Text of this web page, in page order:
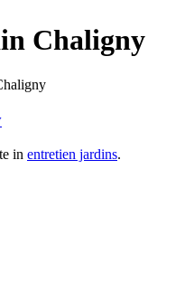
Chaligny
in entretien jardins.